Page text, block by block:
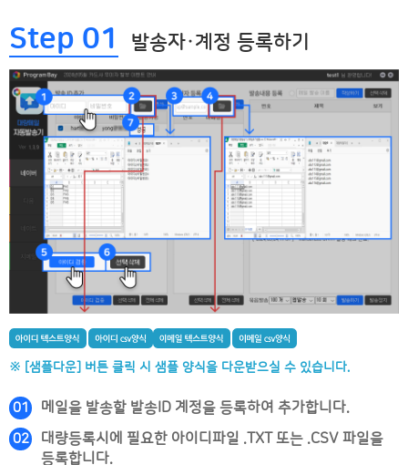
Step 01 발송자·계정 등록하기
※ [샘플다운] 버튼 클릭 시 샘플 양식을 다운받으실 수 있습니다.
01 메일을 발송할 발송ID 계정을 등록하여 추가합니다.
02
대량등록시에 필요한 아이디파일 .TXT 또는 .CSV 파일을
등록합니다.